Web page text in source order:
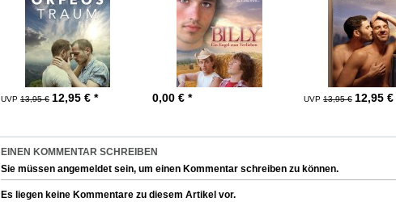
UVP 13,95 € 12,95 € * 0,00 € * UVP 13,95 € 12,95 €
EINEN KOMMENTAR SCHREIBEN
Sie müssen angemeldet sein, um einen Kommentar schreiben zu können.
Es liegen keine Kommentare zu diesem Artikel vor.